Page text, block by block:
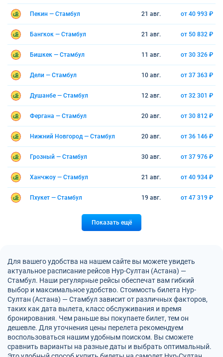
Пекин — Стамбул 21 авг. от 40 993 ₽
Бангкок — Стамбул 21 авг. от 50 832 ₽
Бишкек — Стамбул 11 авг. от 30 326 ₽
Дели — Стамбул 10 авг. от 37 363 ₽
Душанбе — Стамбул 12 авг. от 32 301 ₽
Фергана — Стамбул 20 авг. от 30 812 ₽
Нижний Новгород — Стамбул 20 авг. от 36 146 ₽
Грозный — Стамбул 30 авг. от 37 976 ₽
Ханчжоу — Стамбул 21 авг. от 40 934 ₽
Пхукет — Стамбул 19 авг. от 47 319 ₽
Показать ещё
Для вашего удобства на нашем сайте вы можете увидеть
актуальное расписание рейсов Нур-Султан (Астана) —
Стамбул. Наши регулярные рейсы обеспечат вам гибкий
выбор и максимальное удобство. Стоимость билета Нур-
Султан (Астана) — Стамбул зависит от различных факторов,
таких как дата вылета, класс обслуживания и время
бронирования. Чем раньше вы покупаете билет, тем он
дешевле. Для уточнения цены перелета рекомендуем
воспользоваться нашим удобным поиском. Вы сможете
сравнить варианты на разные даты и выбрать оптимальный.